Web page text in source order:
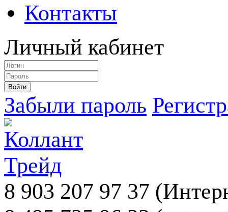
Контакты
Личный кабинет
Забыли пароль
8 903 207 97 37